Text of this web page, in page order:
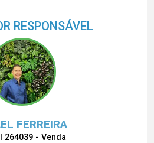
RESPONSÁVEL
FERREIRA
264039 - Venda